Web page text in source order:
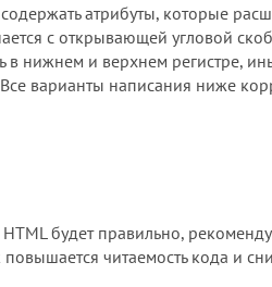
атрибуты, которые
с открывающей угловой
в нижнем и верхнем регистре,
варианты написания ниже
будет правильно,
читаемость кода и